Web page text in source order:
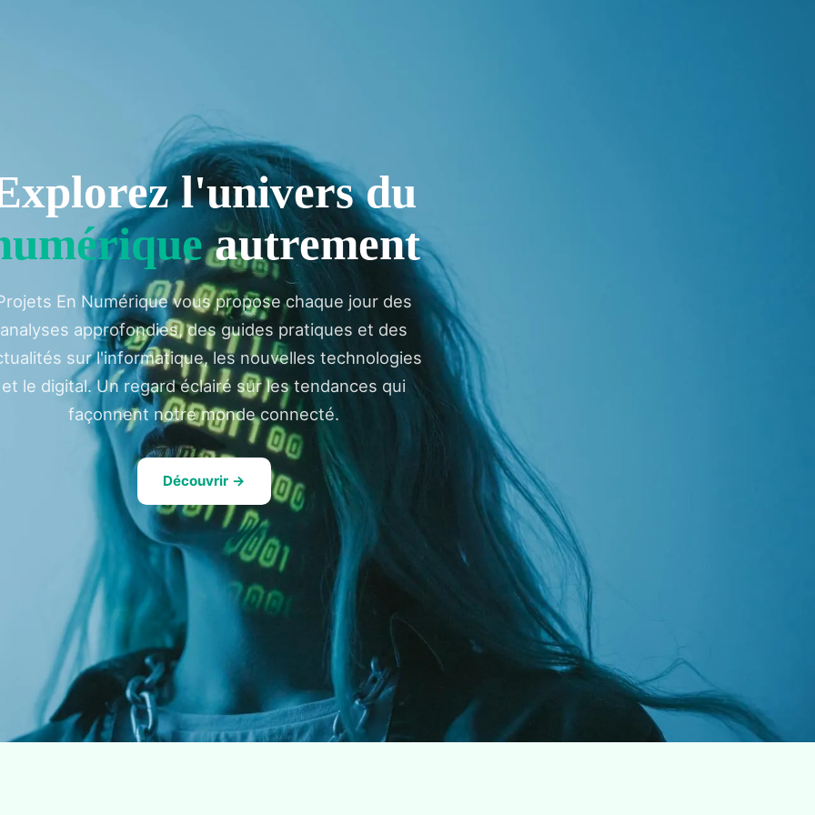
l'univers du
autrement
En Numérique vous propose chaque jour des
analyses approfondies, des guides pratiques et des
sur l'informatique, les nouvelles technologies
et le digital. Un regard éclairé sur les tendances qui
façonnent notre monde connecté.
Découvrir →